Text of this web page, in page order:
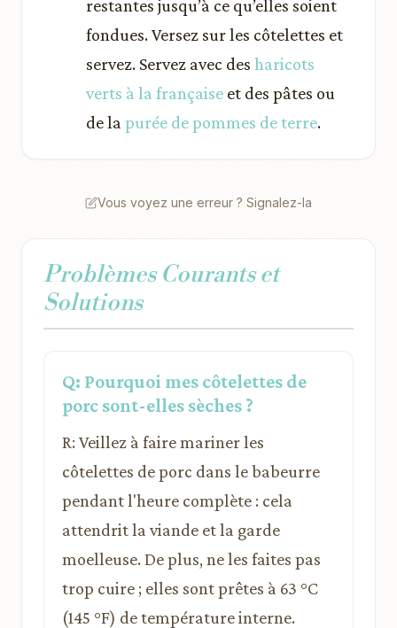
restantes jusqu’à ce qu’elles soient
fondues. Versez sur les côtelettes et
servez. Servez avec des haricots
verts à la française et des pâtes ou
de la purée de pommes de terre.
Vous voyez une erreur ? Signalez-la
Problèmes Courants et
Solutions
Q: Pourquoi mes côtelettes de
porc sont-elles sèches ?
R: Veillez à faire mariner les
côtelettes de porc dans le babeurre
pendant l'heure complète : cela
attendrit la viande et la garde
moelleuse. De plus, ne les faites pas
trop cuire ; elles sont prêtes à 63 °C
(145 °F) de température interne.